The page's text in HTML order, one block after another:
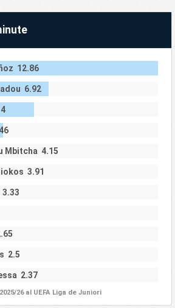
12.86
6.92
Mbitcha 4.15
3.91
2.5
2.37
26 al UEFA Liga de Juniori